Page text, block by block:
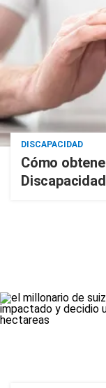
DISCAPACIDAD
Cómo